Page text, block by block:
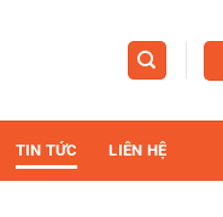
TIN TỨC LIÊN HỆ